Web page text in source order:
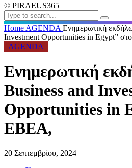
© PIRAEUS365
Home AGENDA Ενημερωτική
Investment Opportunities in Egypt”
AGENDA
Ενημερωτική
Business and
Opportunities in
ΕΒΕΑ,
20 Σεπτεμβρίου, 2024